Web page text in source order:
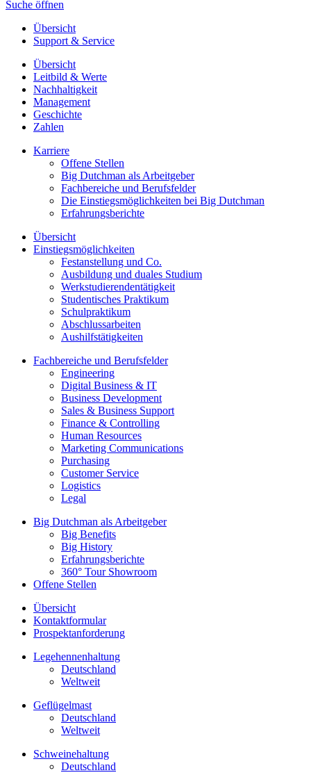
Suche öffnen
Übersicht
Support & Service
Übersicht
Leitbild & Werte
Nachhaltigkeit
Management
Geschichte
Zahlen
Karriere
Offene Stellen
Big Dutchman als Arbeitgeber
Fachbereiche und Berufsfelder
Die Einstiegsmöglichkeiten bei Big Dutchman
Erfahrungsberichte
Übersicht
Einstiegsmöglichkeiten
Festanstellung und Co.
Ausbildung und duales Studium
Werkstudierendentätigkeit
Studentisches Praktikum
Schulpraktikum
Abschlussarbeiten
Aushilfstätigkeiten
Fachbereiche und Berufsfelder
Engineering
Digital Business & IT
Business Development
Sales & Business Support
Finance & Controlling
Human Resources
Marketing Communications
Purchasing
Customer Service
Logistics
Legal
Big Dutchman als Arbeitgeber
Big Benefits
Big History
Erfahrungsberichte
360° Tour Showroom
Offene Stellen
Übersicht
Kontaktformular
Prospektanforderung
Legehennenhaltung
Deutschland
Weltweit
Geflügelmast
Deutschland
Weltweit
Schweinehaltung
Deutschland